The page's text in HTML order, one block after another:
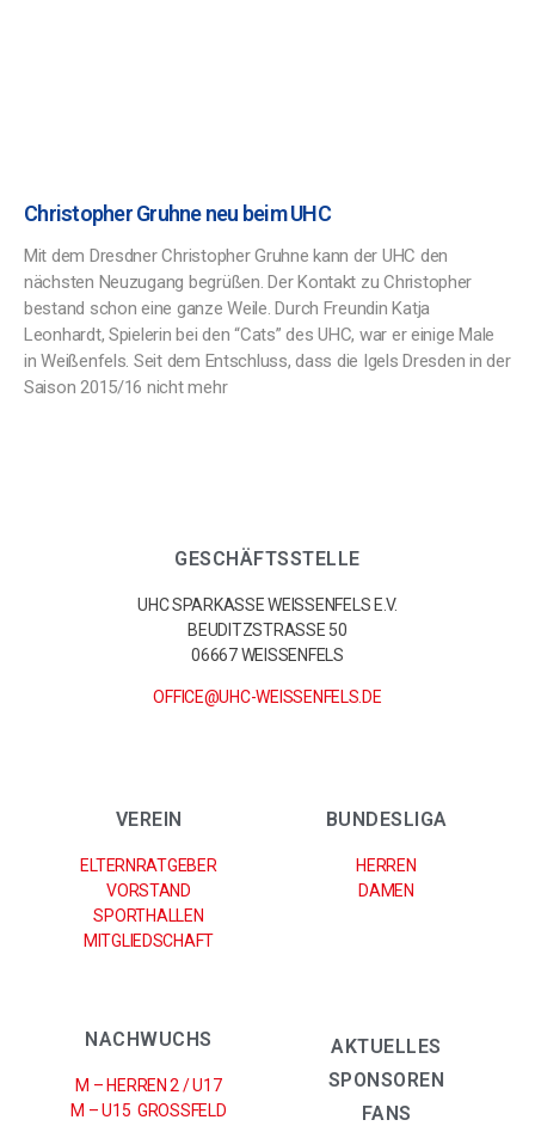
Christopher Gruhne neu beim UHC
Mit dem Dresdner Christopher Gruhne kann der UHC den
nächsten Neuzugang begrüßen. Der Kontakt zu Christopher
bestand schon eine ganze Weile. Durch Freundin Katja
Leonhardt, Spielerin bei den “Cats” des UHC, war er einige Male
in Weißenfels. Seit dem Entschluss, dass die Igels Dresden in der
Saison 2015/16 nicht mehr
GESCHÄFTSSTELLE
UHC SPARKASSE WEISSENFELS E.V.
BEUDITZSTRASSE 50
06667 WEISSENFELS
OFFICE@UHC-WEISSENFELS.DE
VEREIN
ELTERNRATGEBER
VORSTAND
SPORTHALLEN
MITGLIEDSCHAFT
BUNDESLIGA
HERREN
DAMEN
NACHWUCHS
M – HERREN 2 / U17
M – U15 GROSSFELD
AKTUELLES
SPONSOREN
FANS